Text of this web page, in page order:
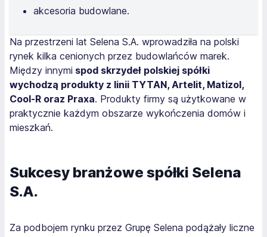
akcesoria budowlane.
Na przestrzeni lat Selena S.A. wprowadziła na polski
rynek kilka cenionych przez budowlańców marek.
Między innymi spod skrzydeł polskiej spółki
wychodzą produkty z linii TYTAN, Artelit, Matizol,
Cool-R oraz Praxa. Produkty firmy są użytkowane w
praktycznie każdym obszarze wykończenia domów i
mieszkań.
Sukcesy branżowe spółki Selena
S.A.
Za podbojem rynku przez Grupę Selena podążały liczne